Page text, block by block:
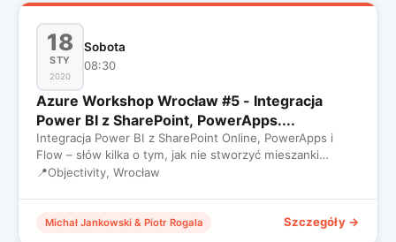
18
STY
2020
Sobota
08:30
Azure Workshop Wrocław #5 - Integracja
Power BI z SharePoint, PowerApps....
Integracja Power BI z SharePoint Online, PowerApps i
Flow – słów kilka o tym, jak nie stworzyć mieszanki
wybuchowej
📍Objectivity, Wrocław
Michał Jankowski & Piotr Rogala Szczegóły →